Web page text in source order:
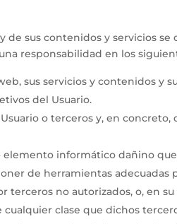
sus contenidos y servicios
responsabilidad en los
sus servicios y contenidos y
del Usuario.
o terceros y, en
informático dañino
de herramientas
terceros no autorizados, o, en
clase que dichos